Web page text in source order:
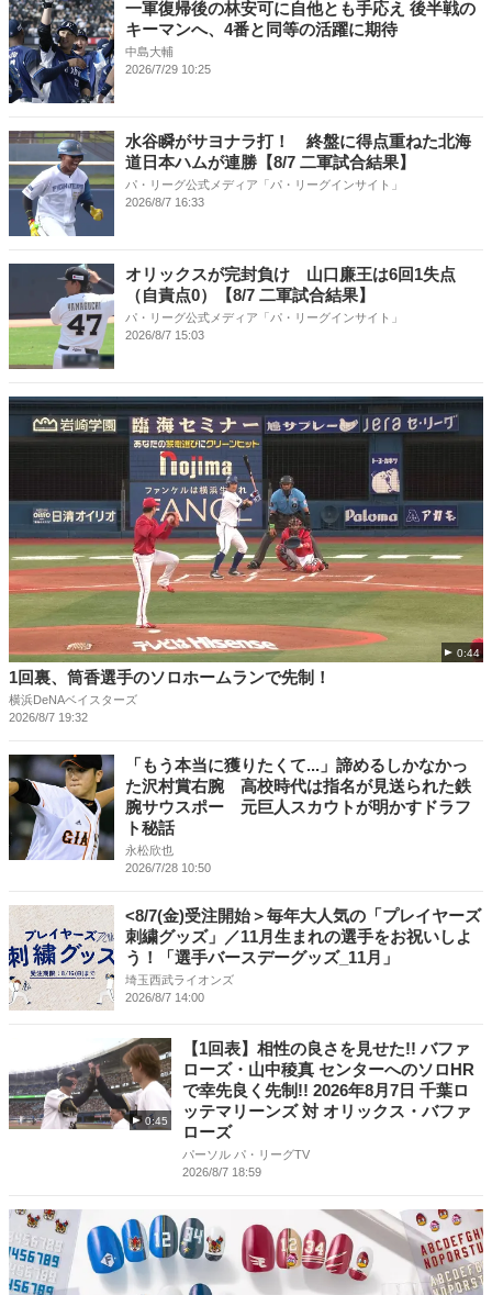
一軍復帰後の林安可に自他とも手応え 後半戦の
キーマンへ、4番と同等の活躍に期待
中島大輔
2026/7/29 10:25
水谷瞬がサヨナラ打！ 終盤に得点重ねた北海
道日本ハムが連勝【8/7 二軍試合結果】
パ・リーグ公式メディア「パ・リーグインサイト」
2026/8/7 16:33
オリックスが完封負け 山口廉王は6回1失点
（自責点0）【8/7 二軍試合結果】
パ・リーグ公式メディア「パ・リーグインサイト」
2026/8/7 15:03
0:44
1回裏、筒香選手のソロホームランで先制！
横浜DeNAベイスターズ
2026/8/7 19:32
「もう本当に獲りたくて...」諦めるしかなかっ
た沢村賞右腕 高校時代は指名が見送られた鉄
腕サウスポー 元巨人スカウトが明かすドラフ
ト秘話
永松欣也
2026/7/28 10:50
<8/7(金)受注開始＞毎年大人気の「プレイヤーズ
刺繍グッズ」／11月生まれの選手をお祝いしよ
う！「選手バースデーグッズ_11月」
埼玉西武ライオンズ
2026/8/7 14:00
0:45
【1回表】相性の良さを見せた!! バファ
ローズ・山中稜真 センターへのソロHR
で幸先良く先制!! 2026年8月7日 千葉ロ
ッテマリーンズ 対 オリックス・バファ
ローズ
パーソル パ・リーグTV
2026/8/7 18:59